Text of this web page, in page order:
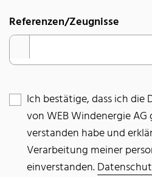
Referenzen/Zeugnisse
Ich bestätige, dass ich
von WEB Windenergie AG
verstanden habe und
Verarbeitung meiner
einverstanden.